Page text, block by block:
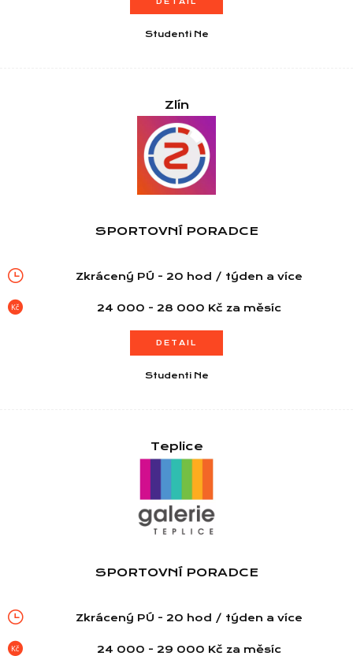
Seznam NC
Studenti Ne
Zlín
SPORTOVNÍ PORADCE
Zkrácený PÚ - 20 hod / týden a více
24 000 - 28 000 Kč za měsíc
DETAIL
Studenti Ne
Teplice
SPORTOVNÍ PORADCE
Zkrácený PÚ - 20 hod / týden a více
24 000 - 29 000 Kč za měsíc